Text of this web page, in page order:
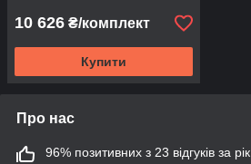
10 626 ₴/комплект
Купити
Про нас
96% позитивних з 23 відгуків за рік